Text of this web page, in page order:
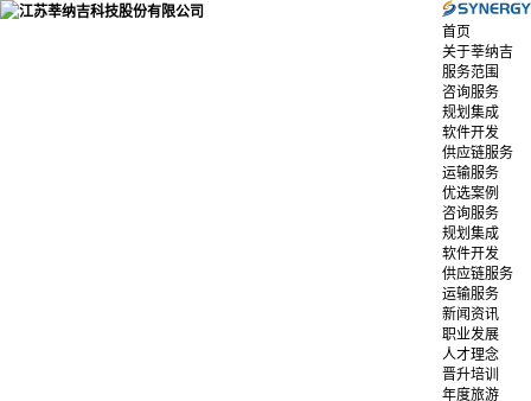
首页
关于莘纳吉
服务范围
咨询服务
规划集成
软件开发
供应链服务
运输服务
优选案例
咨询服务
规划集成
软件开发
供应链服务
运输服务
新闻资讯
职业发展
人才理念
晋升培训
年度旅游